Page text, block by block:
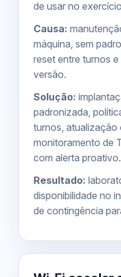
de usar no
Causa:
máquina, sem
reset entre turnos
versão.
Solução:
padronizada,
turnos, atualização
monitoramento de
com alerta proativo.
Resultado:
disponibilidade no
de contingência